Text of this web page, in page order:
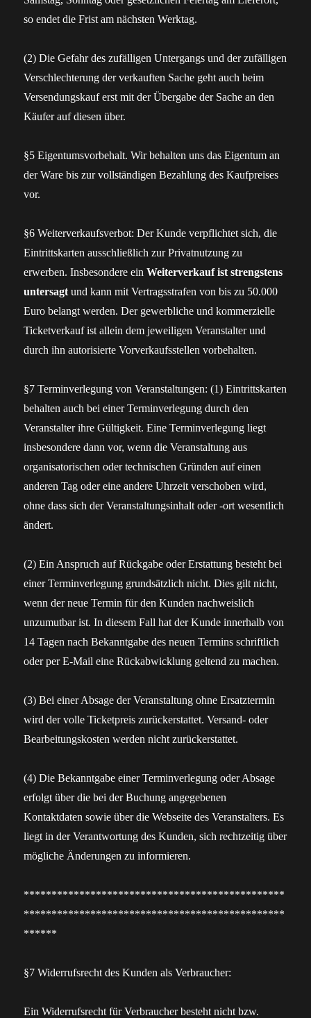
so endet die Frist am nächsten Werktag.
(2) Die Gefahr des zufälligen Untergangs und der zufälligen
Verschlechterung der verkauften Sache geht auch beim
Versendungskauf erst mit der Übergabe der Sache an den
Käufer auf diesen über.
§5 Eigentumsvorbehalt. Wir behalten uns das Eigentum an
der Ware bis zur vollständigen Bezahlung des Kaufpreises
vor.
§6 Weiterverkaufsverbot: Der Kunde verpflichtet sich, die
Eintrittskarten ausschließlich zur Privatnutzung zu
erwerben. Insbesondere einWeiterverkauf ist strengstens
untersagt und kann mit Vertragsstrafen von bis zu 50.000
Euro belangt werden. Der gewerbliche und kommerzielle
Ticketverkauf ist allein dem jeweiligen Veranstalter und
durch ihn autorisierte Vorverkaufsstellen vorbehalten.
§7 Terminverlegung von Veranstaltungen: (1) Eintrittskarten
behalten auch bei einer Terminverlegung durch den
Veranstalter ihre Gültigkeit. Eine Terminverlegung liegt
insbesondere dann vor, wenn die Veranstaltung aus
organisatorischen oder technischen Gründen auf einen
anderen Tag oder eine andere Uhrzeit verschoben wird,
ohne dass sich der Veranstaltungsinhalt oder -ort wesentlich
ändert.
(2) Ein Anspruch auf Rückgabe oder Erstattung besteht bei
einer Terminverlegung grundsätzlich nicht. Dies gilt nicht,
wenn der neue Termin für den Kunden nachweislich
unzumutbar ist. In diesem Fall hat der Kunde innerhalb von
14 Tagen nach Bekanntgabe des neuen Termins schriftlich
oder per E-Mail eine Rückabwicklung geltend zu machen.
(3) Bei einer Absage der Veranstaltung ohne Ersatztermin
wird der volle Ticketpreis zurückerstattet. Versand- oder
Bearbeitungskosten werden nicht zurückerstattet.
(4) Die Bekanntgabe einer Terminverlegung oder Absage
erfolgt über die bei der Buchung angegebenen
Kontaktdaten sowie über die Webseite des Veranstalters. Es
liegt in der Verantwortung des Kunden, sich rechtzeitig über
mögliche Änderungen zu informieren.
***********************************************
***********************************************
******
§7 Widerrufsrecht des Kunden als Verbraucher:
Ein Widerrufsrecht für Verbraucher besteht nicht bzw.